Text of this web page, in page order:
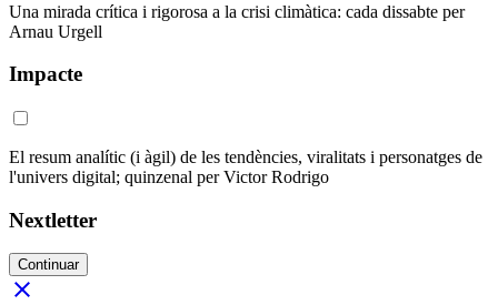
Una mirada crítica i rigorosa a la crisi climàtica: cada dissabte per
Arnau Urgell
Impacte
El resum analític (i àgil) de les tendències, viralitats i personatges de
l'univers digital; quinzenal per Victor Rodrigo
Nextletter
Continuar
close